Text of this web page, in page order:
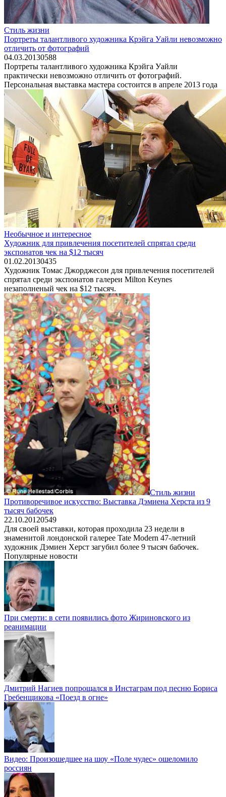
Стиль жизни
Портреты талантливого художника Крэйга Уайли невозможно
отличить от фотографий
04.03.20130588
Портреты талантливого художника Крэйга Уайли
практически невозможно отличить от фотографий.
Персональная выставка мастера состоится в апреле 2013 года
Необычное и интересное
Художник для привлечения посетителей спрятал среди
экспонатов чек на $12 тысяч
01.02.20130435
Художник Томас Джорджесон для привлечения посетителей
спрятал среди экспонатов галереи Milton Keynes
незаполненый чек на $12 тысяч.
Стиль жизни
Противоречивое искусство: Выставка Дэмиена Херста из 9
тысяч бабочек
22.10.20120549
Для своей выставки, которая проходила 23 недели в
знаменитой лондонской галерее Tate Modern 47-летний
художник Дэмиен Херст загубил более 9 тысяч бабочек.
Популярные новости
При смерти: в сети появились фото Жириновского из
реанимации
Дмитрий Нагиев попрощался в Инстаграм под песню Бориса
Гребенщикова «Поезд в огне»
Видео: Произошедшее на шоу «Поле чудес» ошеломило
россиян